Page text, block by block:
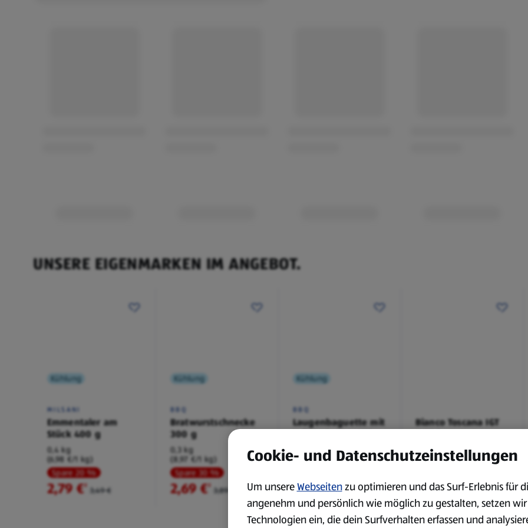
UNSERE EIGENMARKEN IM ANGEBOT.
Kühlung
MILSANI
Emmentaler am
Stück 400 g
0,4 kg
(6,98 €/1 kg)
Spare 20 %
2,79 €² 3,49 €
Kühlung
BBQ
Bratwurstschnecke
300 g
0,3 kg
(8,97 €/1 kg)
Spare 30 %
2,69 €² 3,89 €
Kühlung
BBQ
Laugenbaguette mit
0,18 kg
(4,51 €/1 kg)
0,79 €² 1,29 €
Bianco Toscana IGT
0,75 l
(3,72 €/1 l)
2,79 €² 3,49 €
Cookie- und Datenschutzeinstellungen
Um unsereWebseitenzu optimieren und das Surf-Erlebnis für
angenehm und persönlich wie möglich zu gestalten, setzen wir
Technologien ein, die dein Surfverhalten erfassen und